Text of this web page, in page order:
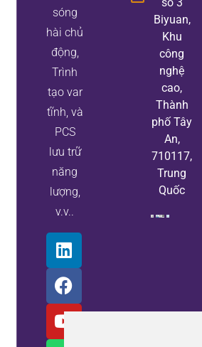
sóng
hài chủ
động,
Trình
tạo var
tĩnh, và
PCS
lưu trữ
năng
lượng,
v.v..
Biyuan,
Khu
công
nghệ
cao,
Thành
phố Tây
An,
710117,
Trung
Quốc